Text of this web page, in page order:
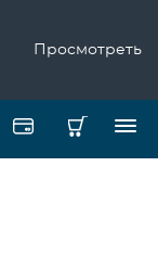
Просмотреть